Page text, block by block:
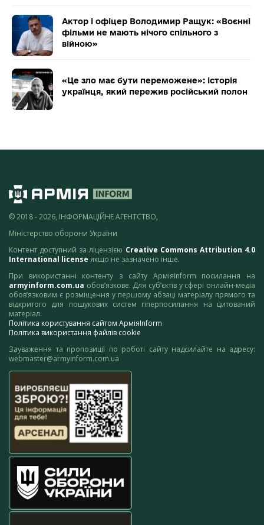
Актор і офіцер Володимир Ращук: «Воєнні
фільми не мають нічого спільного з
війною»
«Це зло має бути переможене»: історія
українця, який пережив російський полон
© 2018 - 2026, ІНФОРМАЦІЙНЕ АГЕНТСТВО,
Міністерство оборони України
Контент доступний за ліцензією Creative Commons Attribution 4.0
International license якщо не зазначено інше.
При використанні контенту з сайту АрміяInform посилання на
armyinform.com.ua обов’язкове. Для суб’єктів у сфері онлайн-медіа
обов’язковим є розміщення у першому абзаці матеріалу прямого та
відкритого для пошукових систем гіперпосилання на цитований
матеріал.
Політика користування сайтом АрміяInform
Політика використання файлів cookie
Зауваження та пропозиції по роботі сайту надсилайте на адресу:
webmaster@armyinform.com.ua